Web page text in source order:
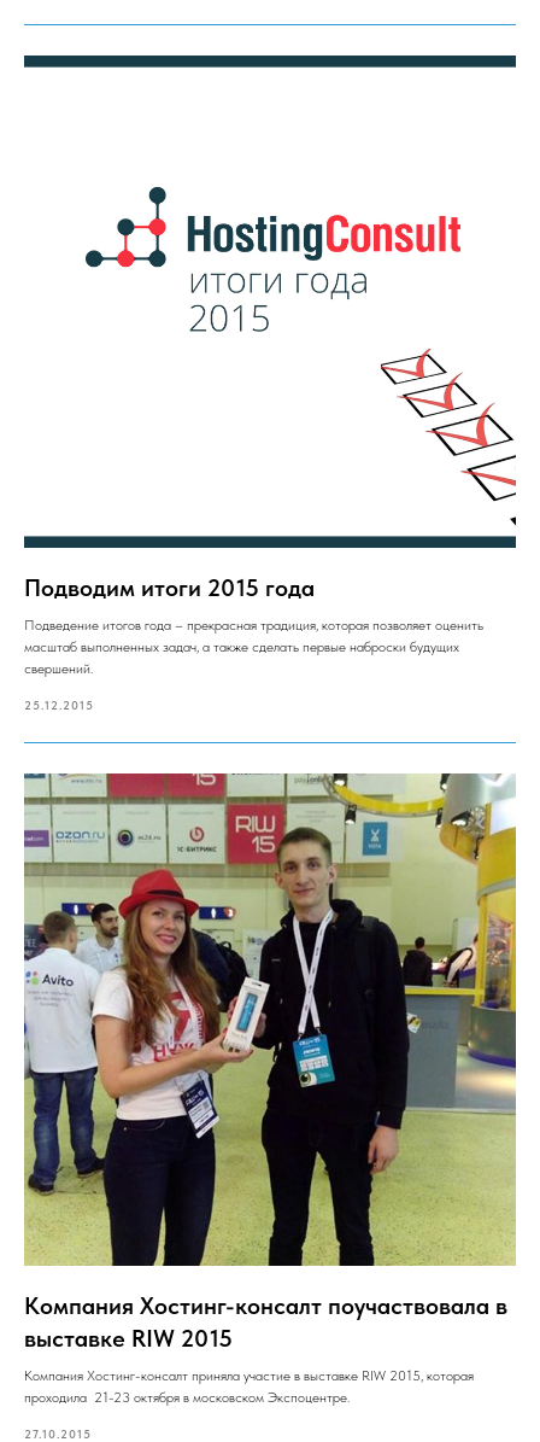
Подводим итоги 2015 года
Подведение итогов года – прекрасная традиция, которая позволяет оценить
масштаб выполненных задач, а также сделать первые наброски будущих
свершений.
25.12.2015
Компания Хостинг-консалт поучаствовала в
выставке RIW 2015
Компания Хостинг-консалт приняла участие в выставке RIW 2015, которая
проходила 21-23 октября в московском Экспоцентре.
27.10.2015